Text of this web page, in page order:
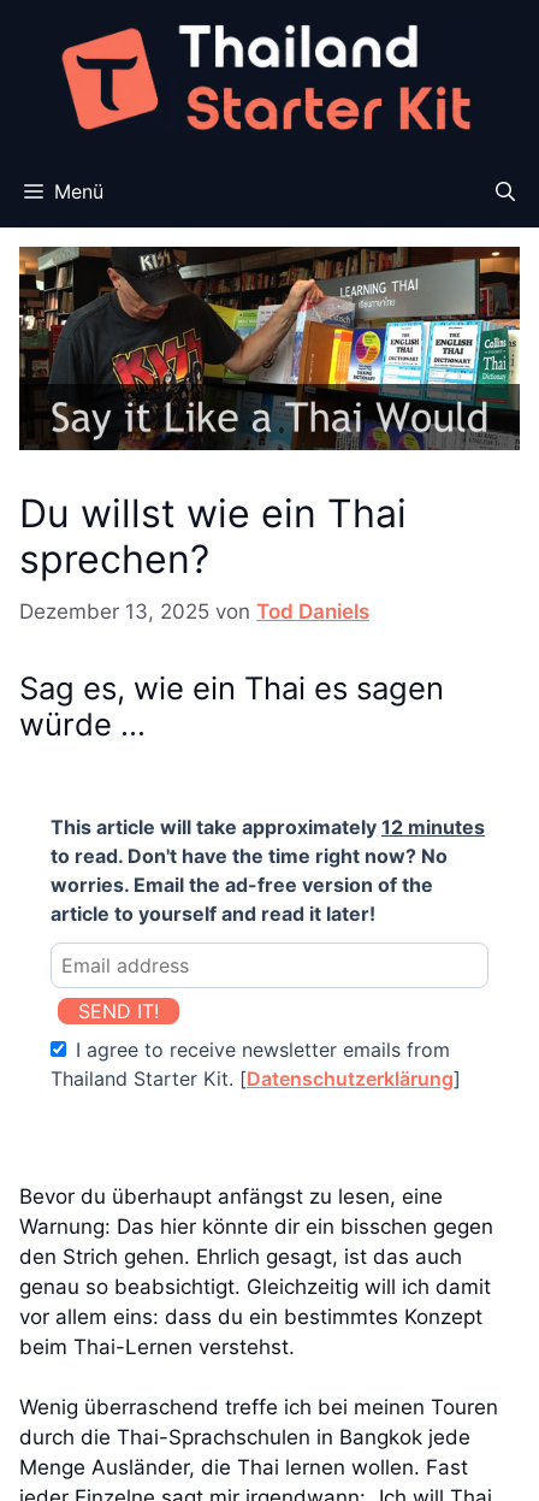
springen
Menü
Du willst wie ein Thai
sprechen?
Dezember 13, 2025 von Tod Daniels
Sag es, wie ein Thai es sagen
würde …
This article will take approximately 12 minutes
to read. Don't have the time right now? No
worries. Email the ad-free version of the
article to yourself and read it later!
SEND IT!
I agree to receive newsletter emails from
Thailand Starter Kit. [Datenschutzerklärung]
Bevor du überhaupt anfängst zu lesen, eine
Warnung: Das hier könnte dir ein bisschen gegen
den Strich gehen. Ehrlich gesagt, ist das auch
genau so beabsichtigt. Gleichzeitig will ich damit
vor allem eins: dass du ein bestimmtes Konzept
beim Thai-Lernen verstehst.
Wenig überraschend treffe ich bei meinen Touren
durch die Thai-Sprachschulen in Bangkok jede
Menge Ausländer, die Thai lernen wollen. Fast